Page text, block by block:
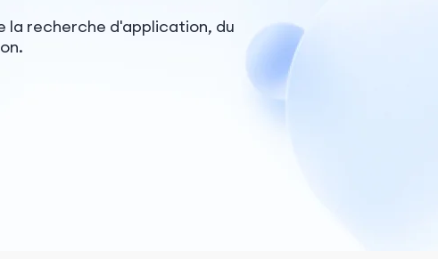
la recherche d'application, du